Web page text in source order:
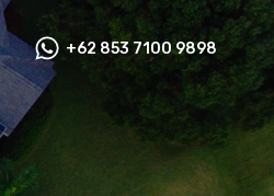
+62 853 7100 9898‬